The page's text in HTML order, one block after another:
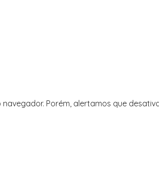
Porém, alertamos que